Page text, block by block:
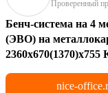
Проверенный
Бенч-система на 4
(ЭВО) на
nice-